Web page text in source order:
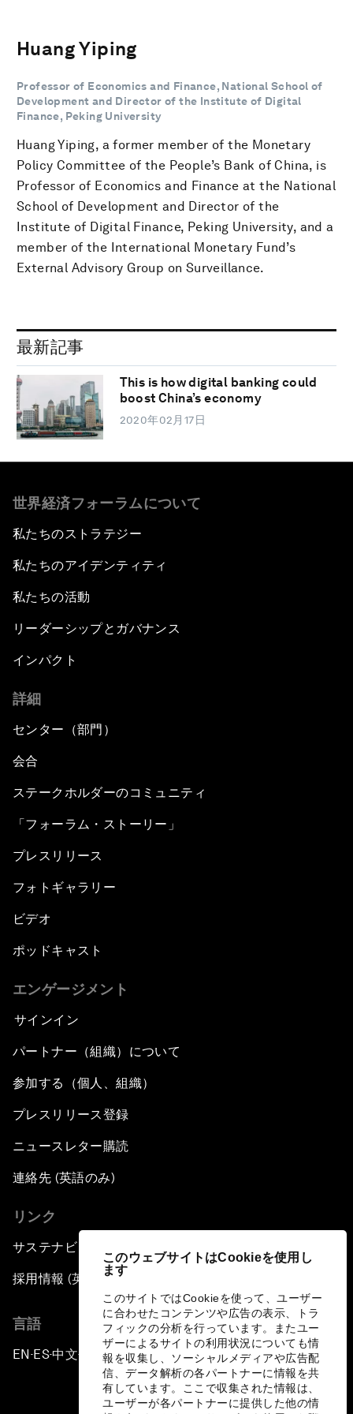
このウェブサイトはCookieを使用し
ます
このサイトではCookieを使って、ユーザー
に合わせたコンテンツや広告の表示、トラ
フィックの分析を行っています。またユー
ザーによるサイトの利用状況についても情
報を収集し、ソーシャルメディアや広告配
信、データ解析の各パートナーに情報を共
有しています。ここで収集された情報は、
ユーザーが各パートナーに提供した他の情
Huang Yiping
Professor of Economics and Finance, National School of
Development and Director of the Institute of Digital
Finance, Peking University
Huang Yiping, a former member of the Monetary
Policy Committee of the People’s Bank of China, is
Professor of Economics and Finance at the National
School of Development and Director of the
Institute of Digital Finance, Peking University, and a
member of the International Monetary Fund’s
External Advisory Group on Surveillance.
最新記事
This is how digital banking could
boost China’s economy
2020年02月17日
世界経済フォーラムについて
私たちのストラテジー
私たちのアイデンティティ
私たちの活動
リーダーシップとガバナンス
インパクト
詳細
センター（部門）
会合
ステークホルダーのコミュニティ
「フォーラム・ストーリー」
プレスリリース
フォトギャラリー
ビデオ
ポッドキャスト
エンゲージメント
サインイン
パートナー（組織）について
参加する（個人、組織）
プレスリリース登録
ニュースレター購読
連絡先 (英語のみ)
リンク
サステナビリティへの取り組み
採用情報 (英語のみ)
言語
EN ▪ES▪中文▪ 日本語